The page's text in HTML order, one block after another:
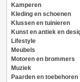
Kamperen
Kleding en schoenen
Klussen en tuinieren
Kunst en antiek en
Lifestyle
Meubels
Motoren en brommers
Muziek
Paarden en toebehoren